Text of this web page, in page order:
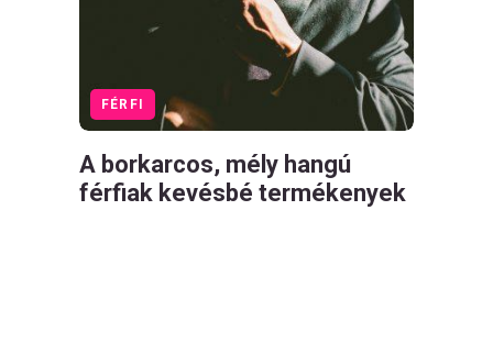
FÉRFI
A borkarcos, mély hangú
férfiak kevésbé termékenyek